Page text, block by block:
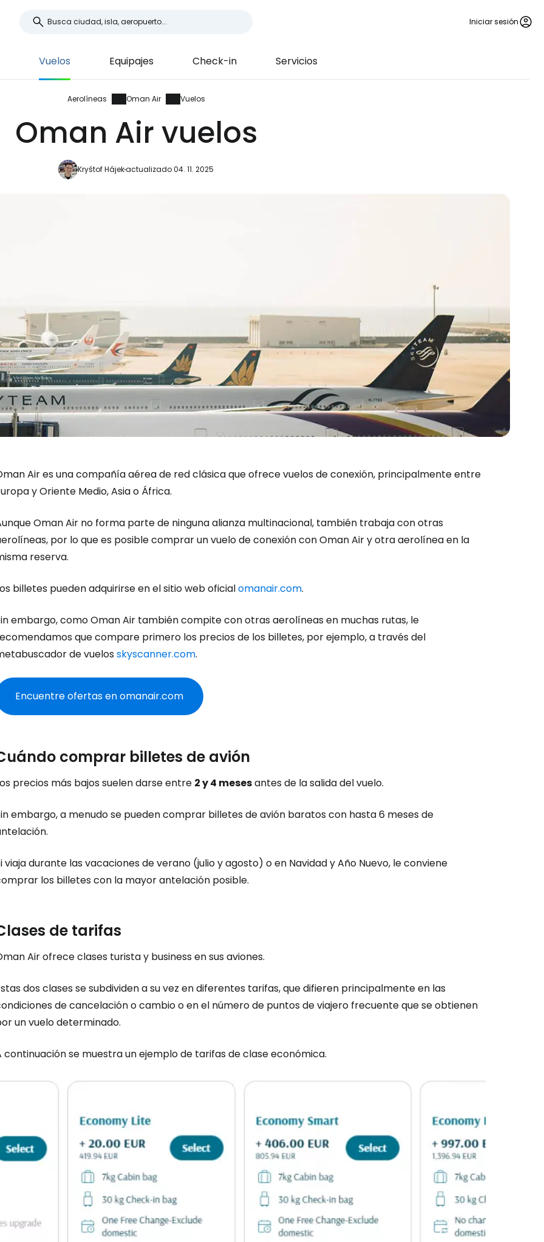
Iniciar sesión
Vuelos Equipajes Check-in Servicios
Aerolíneas Oman Air Vuelos
Oman Air vuelos
Kryštof Hájekactualizado 04. 11. 2025
Air es una compañía aérea de red clásica que ofrece vuelos de conexión, principalmente entre
y Oriente Medio, Asia o África.
Oman Air no forma parte de ninguna alianza multinacional, también trabaja con otras
por lo que es posible comprar un vuelo de conexión con Oman Air y otra aerolínea en la
reserva.
billetes pueden adquirirse en el sitio web oficialomanair.com.
embargo, como Oman Air también compite con otras aerolíneas en muchas rutas, le
que compare primero los precios de los billetes, por ejemplo, a través del
de vuelosskyscanner.com.
Encuentre ofertas en omanair.com
comprar billetes de avión
precios más bajos suelen darse entre 2 y 4 mesesantes de la salida del vuelo.
embargo, a menudo se pueden comprar billetes de avión baratos con hasta 6 meses de
viaja durante las vacaciones de verano (julio y agosto) o en Navidad y Año Nuevo, le conviene
los billetes con la mayor antelación posible.
de tarifas
Air ofrece clases turista y business en sus aviones.
dos clases se subdividen a su vez en diferentes tarifas, que difieren principalmente en las
de cancelación o cambio o en el número de puntos de viajero frecuente que se obtienen
un vuelo determinado.
continuación se muestra un ejemplo de tarifas de clase económica.
Iniciar sesión en Cestee
... la comunidad mundial de viajeros
Continuar con Google